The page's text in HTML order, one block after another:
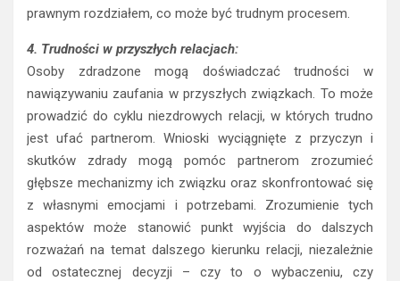
prawnym rozdziałem, co może być trudnym procesem.
4. Trudności w przyszłych relacjach:
Osoby zdradzone mogą doświadczać trudności w
nawiązywaniu zaufania w przyszłych związkach. To może
prowadzić do cyklu niezdrowych relacji, w których trudno
jest ufać partnerom. Wnioski wyciągnięte z przyczyn i
skutków zdrady mogą pomóc partnerom zrozumieć
głębsze mechanizmy ich związku oraz skonfrontować się
z własnymi emocjami i potrzebami. Zrozumienie tych
aspektów może stanowić punkt wyjścia do dalszych
rozważań na temat dalszego kierunku relacji, niezależnie
od ostatecznej decyzji – czy to o wybaczeniu, czy